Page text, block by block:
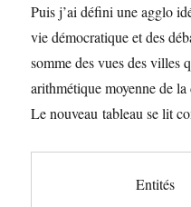
Puis j’ai défini une agglo
vie démocratique et des
somme des vues des villes
arithmétique moyenne de la
Le nouveau tableau se lit
Entités